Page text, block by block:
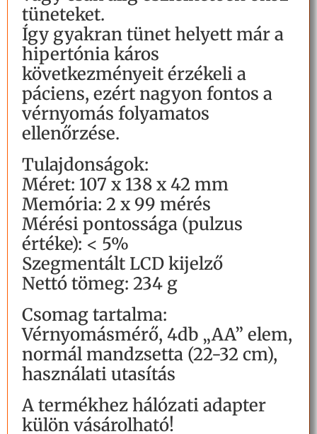
tüneteket.
Így gyakran tünet helyett már a
hipertónia káros
következményeit érzékeli a
páciens, ezért nagyon fontos a
vérnyomás folyamatos
ellenőrzése.
Tulajdonságok:
Méret: 107 x 138 x 42 mm
Memória: 2 x 99 mérés
Mérési pontossága (pulzus
értéke): < 5%
Szegmentált LCD kijelző
Nettó tömeg: 234 g
Csomag tartalma:
Vérnyomásmérő, 4db „AA” elem,
normál mandzsetta (22-32 cm),
használati utasítás
A termékhez hálózati adapter
külön vásárolható!